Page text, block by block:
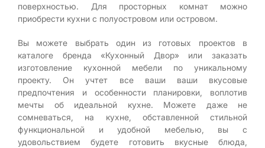
поверхностью. Для просторных комнат можно
приобрести кухни с полуостровом или островом.
Вы можете выбрать один из готовых проектов в
каталоге бренда «Кухонный Двор» или заказать
изготовление кухонной мебели по уникальному
проекту. Он учтет все ваши ваши вкусовые
предпочтения и особенности планировки, воплотив
мечты об идеальной кухне. Можете даже не
сомневаться, на кухне, обставленной стильной
функциональной и удобной мебелью, вы с
удовольствием будете готовить вкусные блюда,